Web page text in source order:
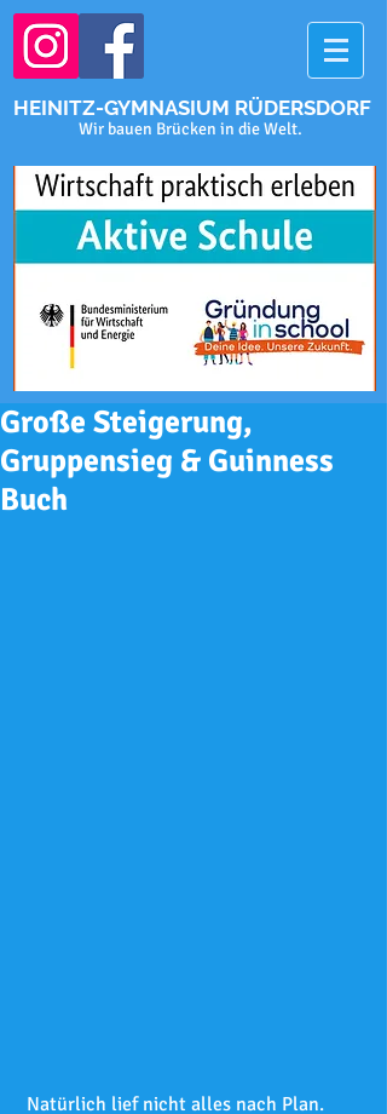
HEINITZ-GYMNASIUM RÜDERSDORF
Wir bauen Brücken in die Welt.
Große Steigerung,
Gruppensieg & Guinness
Buch